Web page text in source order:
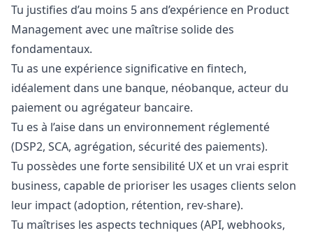
Tu justifies d’au moins 5 ans d’expérience en Product
Management avec une maîtrise solide des
fondamentaux.
Tu as une expérience significative en fintech,
idéalement dans une banque, néobanque, acteur du
paiement ou agrégateur bancaire.
Tu es à l’aise dans un environnement réglementé
(DSP2, SCA, agrégation, sécurité des paiements).
Tu possèdes une forte sensibilité UX et un vrai esprit
business, capable de prioriser les usages clients selon
leur impact (adoption, rétention, rev-share).
Tu maîtrises les aspects techniques (API, webhooks,